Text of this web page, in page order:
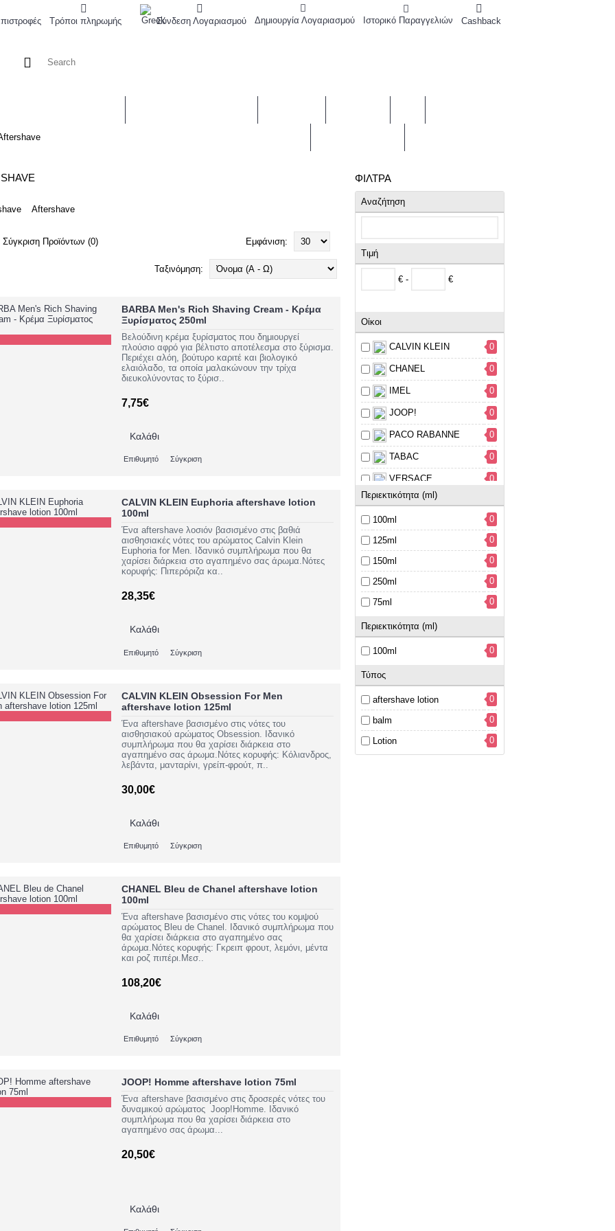
Τρόποι πληρωμής Σύνδεση Λογαριασμού Δημιουργία Λογαριασμού Ιστορικό Παραγγελιών Cashback
ΦΊΛΤΡΑ
Αναζήτηση
Τιμή
€ - €
Οίκοι
CALVIN KLEIN 0
CHANEL 0
IMEL 0
JOOP! 0
PACO RABANNE 0
TABAC 0
VERSACE
0
Περιεκτικότητα (ml)
100ml 0
125ml 0
150ml 0
250ml 0
75ml 0
Περιεκτικότητα (ml)
100ml 0
Τύπος
aftershave lotion 0
balm 0
Lotion 0
Aftershave
Σύγκριση Προϊόντων (0) Εμφάνιση:
Ταξινόμηση:
BARBA Men's Rich Shaving Cream - Κρέμα
Ξυρίσματος 250ml
Βελούδινη κρέμα ξυρίσματος που δημιουργεί
πλούσιο αφρό για βέλτιστο αποτέλεσμα στο ξύρισμα.
Περιέχει αλόη, βούτυρο καριτέ και βιολογικό
ελαιόλαδο, τα οποία μαλακώνουν την τρίχα
διευκολύνοντας το ξύρισ..
7,75€
Καλάθι
Επιθυμητό Σύγκριση
CALVIN KLEIN Euphoria aftershave lotion
100ml
Ένα aftershave λοσιόν βασισμένο στις βαθιά
αισθησιακές νότες του αρώματος Calvin Klein
Euphoria for Men. Ιδανικό συμπλήρωμα που θα
χαρίσει διάρκεια στο αγαπημένο σας άρωμα.Νότες
κορυφής: Πιπερόριζα κα..
28,35€
Καλάθι
Επιθυμητό Σύγκριση
CALVIN KLEIN Obsession For Men
aftershave lotion 125ml
Ένα aftershave βασισμένο στις νότες του
αισθησιακού αρώματος Obsession. Ιδανικό
συμπλήρωμα που θα χαρίσει διάρκεια στο
αγαπημένο σας άρωμα.Νότες κορυφής: Κόλιανδρος,
λεβάντα, μανταρίνι, γρείπ-φρούτ, π..
30,00€
Καλάθι
Επιθυμητό Σύγκριση
CHANEL Bleu de Chanel aftershave lotion
100ml
Ένα aftershave βασισμένο στις νότες του κομψού
αρώματος Bleu de Chanel. Ιδανικό συμπλήρωμα που
θα χαρίσει διάρκεια στο αγαπημένο σας
άρωμα.Νότες κορυφής: Γκρειπ φρουτ, λεμόνι, μέντα
και ροζ πιπέρι.Μεσ..
108,20€
Καλάθι
Επιθυμητό Σύγκριση
JOOP! Homme aftershave lotion 75ml
Ένα aftershave βασισμένο στις δροσερές νότες του
δυναμικού αρώματος Joop!Homme. Ιδανικό
συμπλήρωμα που θα χαρίσει διάρκεια στο
αγαπημένο σας άρωμα...
20,50€
Καλάθι